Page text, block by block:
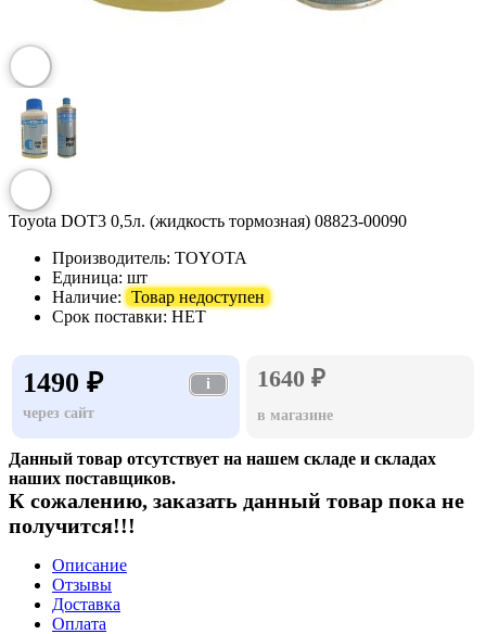
Toyota DOT3 0,5л. (жидкость тормозная) 08823-00090
Производитель: TOYOTA
Единица: шт
Наличие: Товар недоступен
Срок поставки: НЕТ
1490 ₽
i
через сайт
1640 ₽
в магазине
Данный товар отсутствует на нашем складе и складах
наших поставщиков.
К сожалению, заказать данный товар пока не
получится!!!
Описание
Отзывы
Доставка
Оплата